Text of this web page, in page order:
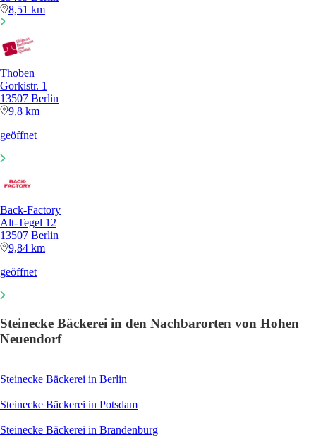
8,51 km
Thoben
Gorkistr. 1
13507 Berlin
9,8 km
geöffnet
Back-Factory
Alt-Tegel 12
13507 Berlin
9,84 km
geöffnet
Steinecke Bäckerei in den Nachbarorten von Hohen
Neuendorf
Steinecke Bäckerei in Berlin
Steinecke Bäckerei in Potsdam
Steinecke Bäckerei in Brandenburg